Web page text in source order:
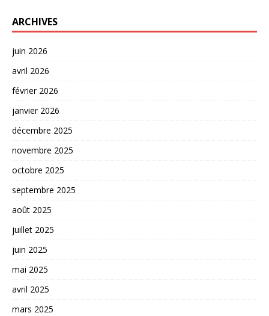
ARCHIVES
juin 2026
avril 2026
février 2026
janvier 2026
décembre 2025
novembre 2025
octobre 2025
septembre 2025
août 2025
juillet 2025
juin 2025
mai 2025
avril 2025
mars 2025